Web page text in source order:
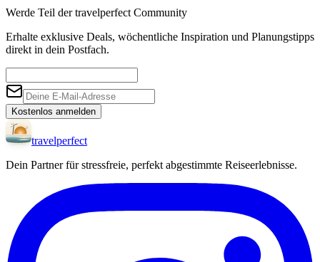
Werde Teil der travelperfect Community
Erhalte exklusive Deals, wöchentliche Inspiration und Planungstipps
direkt in dein Postfach.
Kostenlos anmelden
travelperfect
Dein Partner für stressfreie, perfekt abgestimmte Reiseerlebnisse.